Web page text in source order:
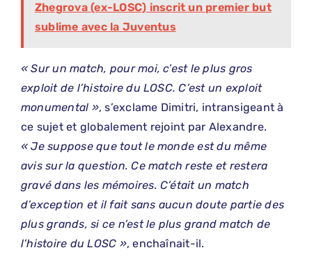
Zhegrova (ex-LOSC) inscrit un premier but
sublime avec la Juventus
« Sur un match, pour moi, c’est le plus gros
exploit de l’histoire du LOSC. C’est un exploit
monumental », s’exclame Dimitri, intransigeant à
ce sujet et globalement rejoint par Alexandre.
« Je suppose que tout le monde est du même
avis sur la question. Ce match reste et restera
gravé dans les mémoires. C’était un match
d’exception et il fait sans aucun doute partie des
plus grands, si ce n’est le plus grand match de
l’histoire du LOSC », enchaînait-il.